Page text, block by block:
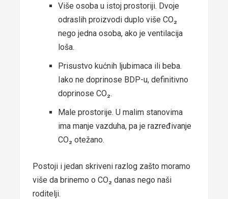
Više osoba u istoj prostoriji. Dvoje
odraslih proizvodi duplo više CO₂
nego jedna osoba, ako je ventilacija
loša.
Prisustvo kućnih ljubimaca ili beba.
Iako ne doprinose BDP-u, definitivno
doprinose CO₂.
Male prostorije. U malim stanovima
ima manje vazduha, pa je razređivanje
CO₂ otežano.
Postoji i jedan skriveni razlog zašto moramo
više da brinemo o CO₂ danas nego naši
roditelji.